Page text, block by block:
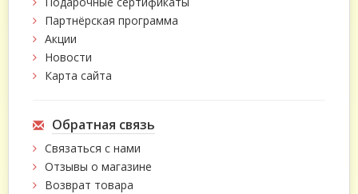
Партнёрская программа
Акции
Новости
Карта сайта
Обратная связь
Связаться с нами
Отзывы о магазине
Возврат товара